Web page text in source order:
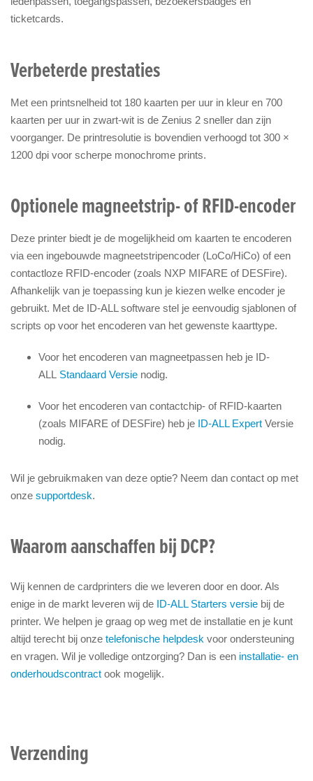
ticketcards.
Verbeterde prestaties
Met een printsnelheid tot 180 kaarten per uur in kleur en 700
kaarten per uur in zwart-wit is de Zenius 2 sneller dan zijn
voorganger. De printresolutie is bovendien verhoogd tot 300 ×
1200 dpi voor scherpe monochrome prints.
Optionele magneetstrip- of RFID-encoder
Deze printer biedt je de mogelijkheid om kaarten te encoderen
via een ingebouwde magneetstripencoder (LoCo/HiCo) of een
contactloze RFID-encoder (zoals NXP MIFARE of DESFire).
Afhankelijk van je toepassing kun je kiezen welke encoder je
gebruikt. Met de ID-ALL software stel je eenvoudig sjablonen of
scripts op voor het encoderen van het gewenste kaarttype.
Voor het encoderen van magneetpassen heb je ID-
ALL Standaard Versie nodig.
Voor het encoderen van contactchip- of RFID-kaarten
(zoals MIFARE of DESFire) heb je ID-ALL Expert Versie
nodig.
Wil je gebruikmaken van deze optie? Neem dan contact op met
onze supportdesk.
Waarom aanschaffen bij DCP?
Wij kennen de cardprinters die we leveren door en door. Als
enige in de markt leveren wij de ID-ALL Starters versie bij de
printer. We helpen je graag op weg met de installatie en je kunt
altijd terecht bij onze telefonische helpdesk voor ondersteuning
en vragen. Wil je volledige ontzorging? Dan is een installatie- en
onderhoudscontract ook mogelijk.
Verzending